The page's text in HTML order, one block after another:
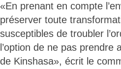
«En prenant en compte
préserver toute
susceptibles de troubler
l’option de ne pas
de Kinshasa», écrit le